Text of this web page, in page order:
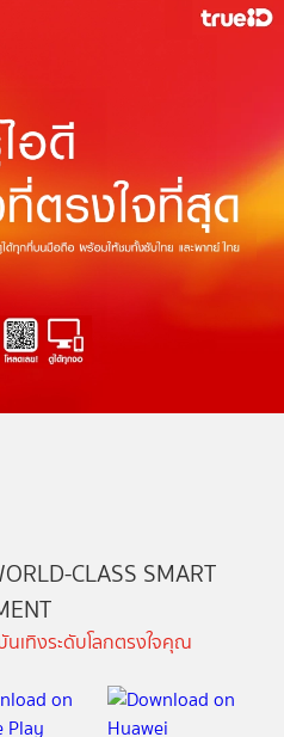
CLASS SMART
เทิงระดับโลกตรงใจคุณ